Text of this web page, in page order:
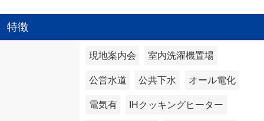
特徴
現地案内会 室内洗濯機置場
公営水道 公共下水 オール電化
電気有 IHクッキングヒーター